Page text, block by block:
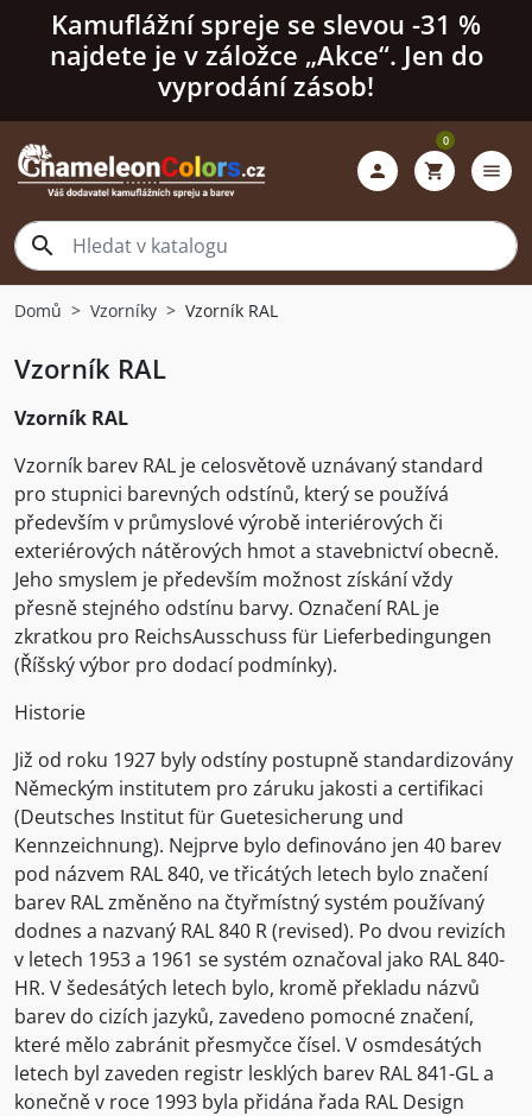
Kamuflážní spreje se slevou -31 %
najdete je v záložce „Akce“. Jen do
vyprodání zásob!

 shopping_cart
0
menu
Domů Vzorníky Vzorník RAL
Vzorník RAL
Vzorník RAL
Vzorník barev RAL je celosvětově uznávaný standard
pro stupnici barevných odstínů, který se používá
především v průmyslové výrobě interiérových či
exteriérových nátěrových hmot a stavebnictví obecně.
Jeho smyslem je především možnost získání vždy
přesně stejného odstínu barvy. Označení RAL je
zkratkou pro ReichsAusschuss für Lieferbedingungen
(Říšský výbor pro dodací podmínky).
Historie
Již od roku 1927 byly odstíny postupně standardizovány
Německým institutem pro záruku jakosti a certifikaci
(Deutsches Institut für Guetesicherung und
Kennzeichnung). Nejprve bylo definováno jen 40 barev
pod názvem RAL 840, ve třicátých letech bylo značení
barev RAL změněno na čtyřmístný systém používaný
dodnes a nazvaný RAL 840 R (revised). Po dvou revizích
v letech 1953 a 1961 se systém označoval jako RAL 840-
HR. V šedesátých letech bylo, kromě překladu názvů
barev do cizích jazyků, zavedeno pomocné značení,
které mělo zabránit přesmyčce čísel. V osmdesátých
letech byl zaveden registr lesklých barev RAL 841-GL a
konečně v roce 1993 byla přidána řada RAL Design